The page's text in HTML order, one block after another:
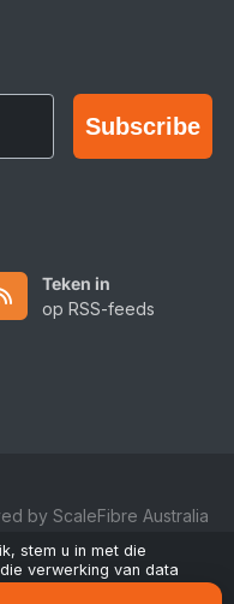
Subscribe
Teken in
op RSS-feeds
by ScaleFibre Australia
Privaatheidsbeleid /
stem u in met die
verwerking van data